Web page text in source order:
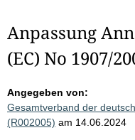
Anpassung
(EC) No 1907/
Angegeben von:
Gesamtverband der
(R002005) am 14.06.2024